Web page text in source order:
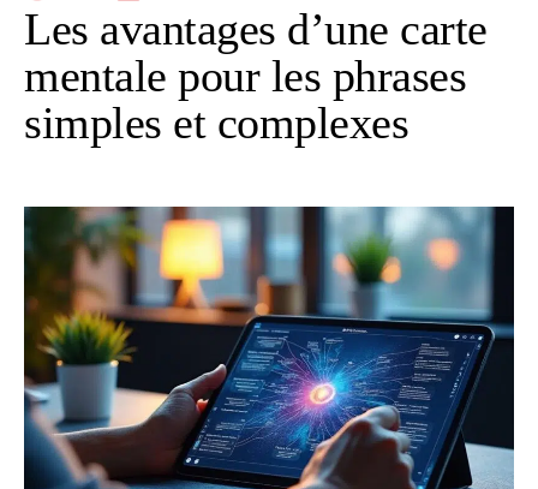
Les avantages d’une carte
mentale pour les phrases
simples et complexes